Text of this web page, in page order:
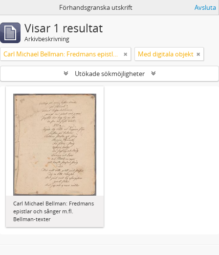
Förhandsgranska utskrift Avsluta
Visar 1 resultat
Arkivbeskrivning
Carl Michael Bellman: Fredmans epistlar och sånger m.fl. Bellman-texter Med digitala objekt
Utökade sökmöjligheter
Carl Michael Bellman: Fredmans
epistlar och sånger m.fl.
Bellman-texter